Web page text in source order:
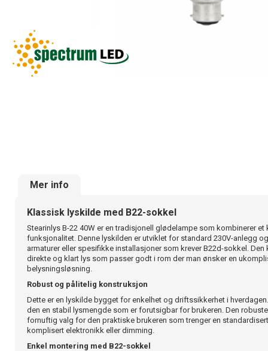
Mer info
Klassisk lyskilde med B22-sokkel
Stearinlys B-22 40W er en tradisjonell glødelampe som kombinerer
funksjonalitet. Denne lyskilden er utviklet for standard 230V-anlegg
armaturer eller spesifikke installasjoner som krever B22d-sokkel.
direkte og klart lys som passer godt i rom der man ønsker en
belysningsløsning.
Robust og pålitelig konstruksjon
Dette er en lyskilde bygget for enkelhet og driftssikkerhet i
den en stabil lysmengde som er forutsigbar for brukeren. Den
fornuftig valg for den praktiske brukeren som trenger en
komplisert elektronikk eller dimming.
Enkel montering med B22-sokkel